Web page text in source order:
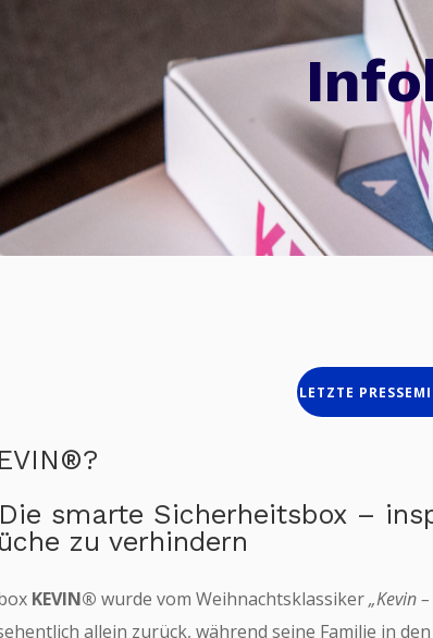
LETZTE
smarte Sicherheitsbox –
zu verhindern
KEVIN® wurde vom Weihnachtsklassiker„Kevin
allein zurück, während seine Familie in
SICHERHEIT
LASS UNS